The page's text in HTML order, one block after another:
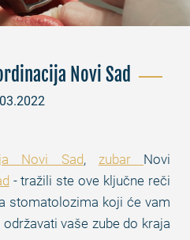
Novi Sad
Novi Sad, zubar Novi
- tražili ste ove ključne reči
stomatolozima koji će vam
vaše zube do kraja